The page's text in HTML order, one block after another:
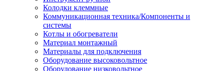
Колодки клеммные
Коммуникационная техника/Компоненты и
системы
Котлы и обогреватели
Материал монтажный
Материалы для подключения
Оборудование высоковольтное
Оборудование низковольтное